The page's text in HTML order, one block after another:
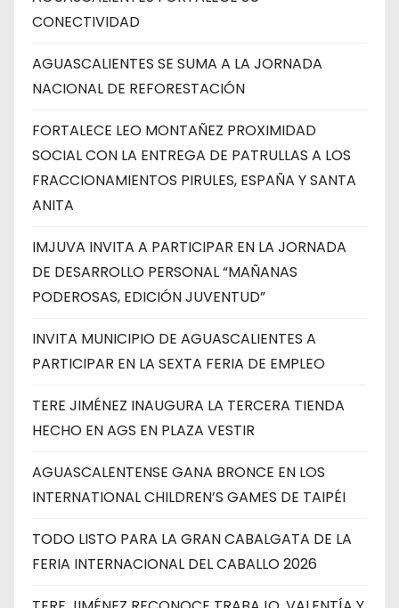
CONECTIVIDAD
AGUASCALIENTES SE SUMA A LA JORNADA
NACIONAL DE REFORESTACIÓN
FORTALECE LEO MONTAÑEZ PROXIMIDAD
SOCIAL CON LA ENTREGA DE PATRULLAS A LOS
FRACCIONAMIENTOS PIRULES, ESPAÑA Y SANTA
ANITA
IMJUVA INVITA A PARTICIPAR EN LA JORNADA
DE DESARROLLO PERSONAL “MAÑANAS
PODEROSAS, EDICIÓN JUVENTUD”
INVITA MUNICIPIO DE AGUASCALIENTES A
PARTICIPAR EN LA SEXTA FERIA DE EMPLEO
TERE JIMÉNEZ INAUGURA LA TERCERA TIENDA
HECHO EN AGS EN PLAZA VESTIR
AGUASCALENTENSE GANA BRONCE EN LOS
INTERNATIONAL CHILDREN’S GAMES DE TAIPÉI
TODO LISTO PARA LA GRAN CABALGATA DE LA
FERIA INTERNACIONAL DEL CABALLO 2026